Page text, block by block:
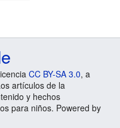
CC BY-SA 3.0, a
artículos de la
y hechos
para niños. Powered by